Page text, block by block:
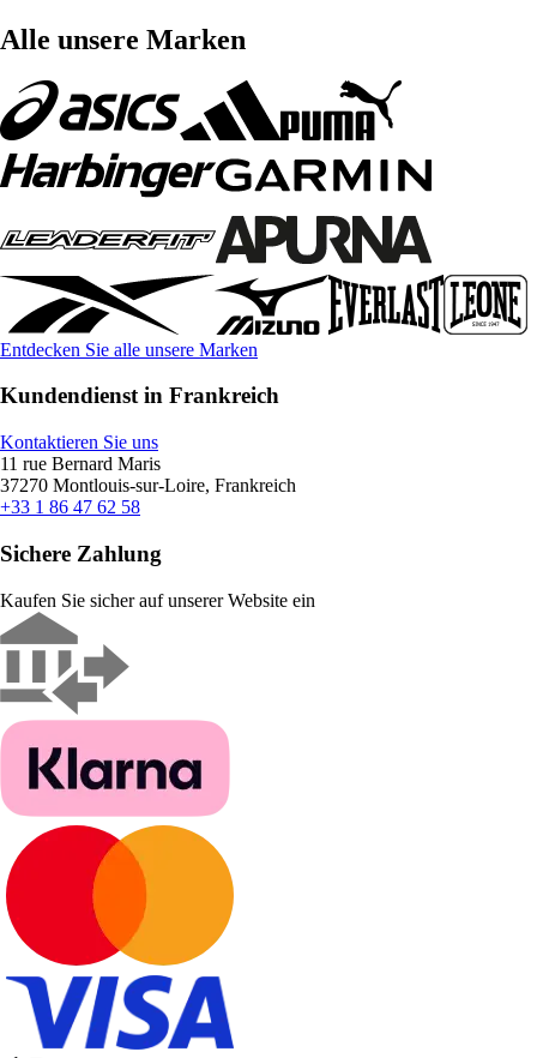
Alle unsere Marken
Entdecken Sie alle unsere Marken
Kundendienst in Frankreich
Kontaktieren Sie uns
11 rue Bernard Maris
37270 Montlouis-sur-Loire, Frankreich
+33 1 86 47 62 58
Sichere Zahlung
Kaufen Sie sicher auf unserer Website ein